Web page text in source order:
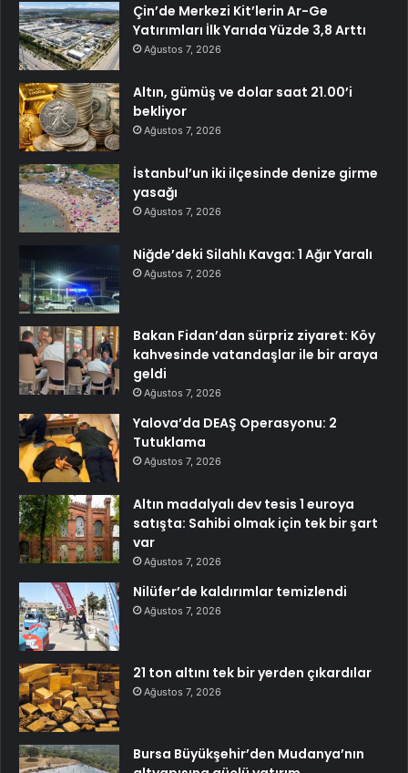
Çin’de Merkezi Kit’lerin Ar-Ge
Yatırımları İlk Yarıda Yüzde 3,8 Arttı
Ağustos 7, 2026
Altın, gümüş ve dolar saat 21.00’i
bekliyor
Ağustos 7, 2026
İstanbul’un iki ilçesinde denize girme
yasağı
Ağustos 7, 2026
Niğde’deki Silahlı Kavga: 1 Ağır Yaralı
Ağustos 7, 2026
Bakan Fidan’dan sürpriz ziyaret: Köy
kahvesinde vatandaşlar ile bir araya
geldi
Ağustos 7, 2026
Yalova’da DEAŞ Operasyonu: 2
Tutuklama
Ağustos 7, 2026
Altın madalyalı dev tesis 1 euroya
satışta: Sahibi olmak için tek bir şart
var
Ağustos 7, 2026
Nilüfer’de kaldırımlar temizlendi
Ağustos 7, 2026
21 ton altını tek bir yerden çıkardılar
Ağustos 7, 2026
Bursa Büyükşehir’den Mudanya’nın